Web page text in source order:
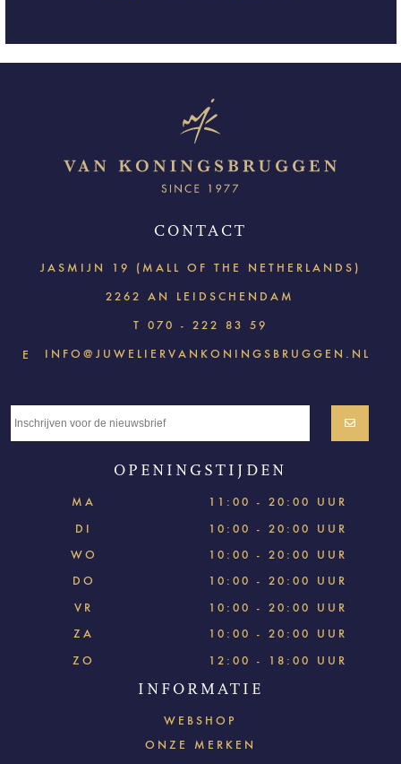
CONTACT
JASMIJN 19 (MALL OF THE NETHERLANDS)
2262 AN LEIDSCHENDAM
T 070 - 222 83 59
E INFO@JUWELIERVANKONINGSBRUGGEN.NL
OPENINGSTIJDEN
MA
11:00 - 20:00 UUR
DI
10:00 - 20:00 UUR
WO
10:00 - 20:00 UUR
DO
10:00 - 20:00 UUR
VR
10:00 - 20:00 UUR
ZA
10:00 - 20:00 UUR
ZO
12:00 - 18:00 UUR
INFORMATIE
WEBSHOP
ONZE MERKEN